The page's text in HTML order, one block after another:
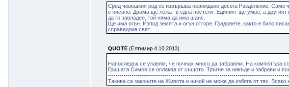
Сред човешкия род се извършва невиждано досега Разделение. Само
е писано. Двама ще лежат в една постеля. Единият ще умре, а
да го завладее, той няма да има шанс.
Ще има огън. Изпод земята и огън отгоре. Градовете, както е било
справедлив свят.
QUOTE (Елтимир 4.10.2013)
Напоследък се улавям, че почнах много да забравям. На компютъра
Гришата Симов се оплаква от същото. Тръгне за някъде и забрави и
Такива са законите на Живота и никой не може да избяга от тях.